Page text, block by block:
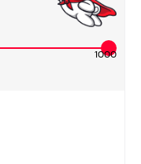
1000